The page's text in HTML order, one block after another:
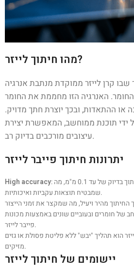
מהו חיתוך לייזר?
שבו קרן לייזר ממוקדת מנתבת אנרגיה
האנרגיה הזו מחממת את החומר
או ההתאדות, ובכך יוצרת חתך מדויק.
ידי תוכנת ממוחשב, המאפשרת יצירת
עיצובים מורכבים בדיוק רב.
יתרונות חיתוך פייבר לייזר
High accuracy: קרן הלייזר מאפשרת חיתוך בדיוק של עד 0.1 מ"מ, מה
שמבטיח תוצאות עקביות ואיכותיות.
של חומרים ובעוביים שונים באמצעות מכונות
פייבר לייזר.
הוא תהליך "יבש" ללא פליטת פסולת או גזים
מזיקים.
יישומים של חיתוך לייזר